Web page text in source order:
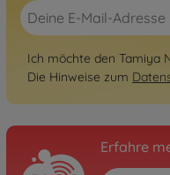
Ich möchte den Tamiya
Die Hinweise zum
Erfahre